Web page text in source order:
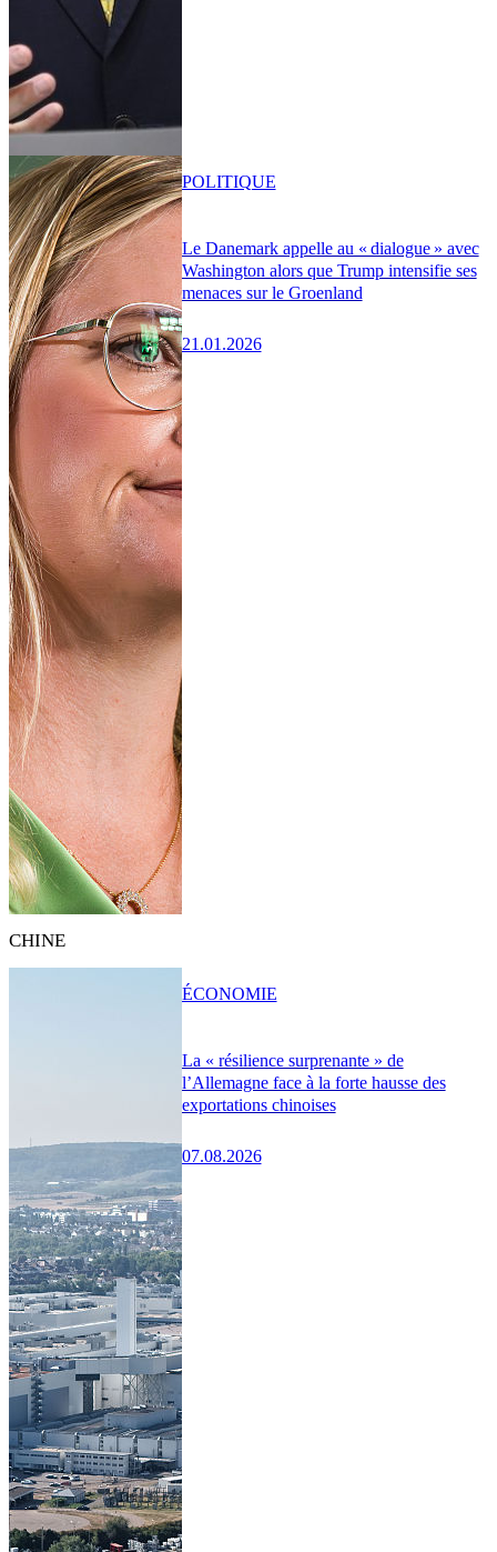
Le Danemark appelle au « dialogue » avec
Washington alors que Trump intensifie ses
menaces sur le Groenland
21.01.2026
POLITIQUE
CHINE
La « résilience surprenante » de
l’Allemagne face à la forte hausse des
exportations chinoises
07.08.2026
ÉCONOMIE